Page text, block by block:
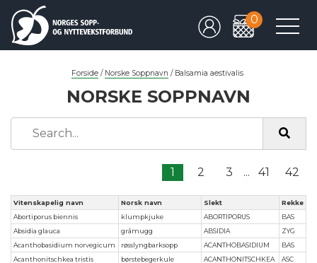
0
Forside / Norske Soppnavn / Balsamia aestivalis
NORSKE SOPPNAVN
1 2 3 ... 41 42
Vitenskapelig navn Norsk navn Slekt
Rekke
Abortiporus biennis
klumpkjuke ABORTIPORUS
BAS
Absidia glauca
gråmugg ABSIDIA
ZYG
Acanthobasidium norvegicum
røsslyngbarksopp ACANTHOBASIDIUM
BAS
Acanthonitschkea tristis
børstebegerkule ACANTHONITSCHKEA
ASC